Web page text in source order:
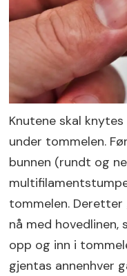
Knutene skal
under tommelen.
bunnen (rundt og
tommelen.
nå med hovedlinen,
opp og inn i
gjentas annenhver